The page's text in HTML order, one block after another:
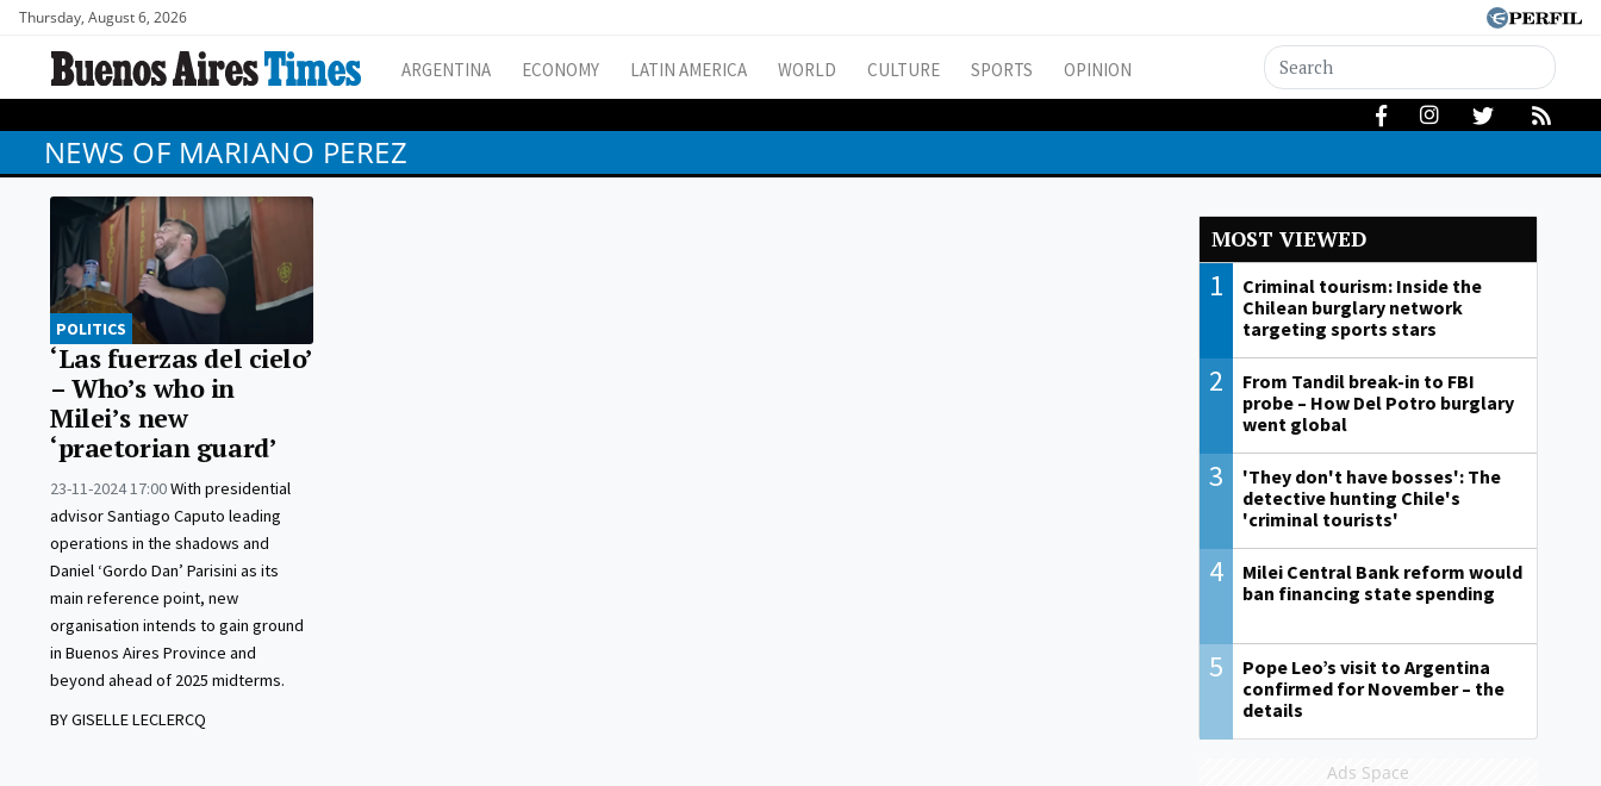
Thursday, August 6, 2026
ARGENTINA ECONOMY LATIN AMERICA WORLD CULTURE SPORTS OPINION
NEWS OF MARIANO PEREZ
POLITICS
‘Las fuerzas del cielo’
– Who’s who in
Milei’s new
‘praetorian guard’
23-11-2024 17:00With presidential
advisor Santiago Caputo leading
operations in the shadows and
Daniel ‘Gordo Dan’ Parisini as its
main reference point, new
organisation intends to gain ground
in Buenos Aires Province and
beyond ahead of 2025 midterms.
BY GISELLE LECLERCQ
MOST VIEWED
1
Criminal tourism: Inside the
Chilean burglary network
targeting sports stars
2
From Tandil break-in to FBI
probe – How Del Potro burglary
went global
3
'They don't have bosses': The
detective hunting Chile's
'criminal tourists'
4
Milei Central Bank reform would
ban financing state spending
5
Pope Leo’s visit to Argentina
confirmed for November – the
details
Ads Space